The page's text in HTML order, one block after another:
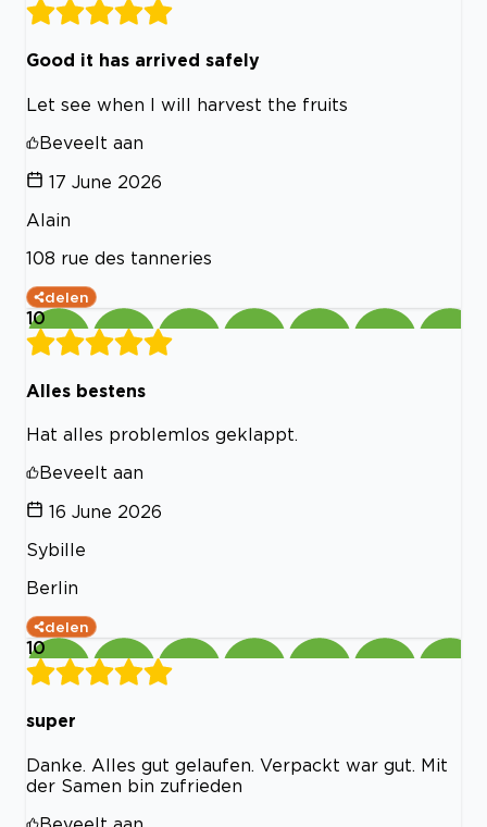
Good it has arrived safely
Let see when I will harvest the fruits
Beveelt aan
17 June 2026
Alain
108 rue des tanneries
delen
10
Alles bestens
Hat alles problemlos geklappt.
Beveelt aan
16 June 2026
Sybille
Berlin
delen
10
super
Danke. Alles gut gelaufen. Verpackt war gut. Mit
der Samen bin zufrieden